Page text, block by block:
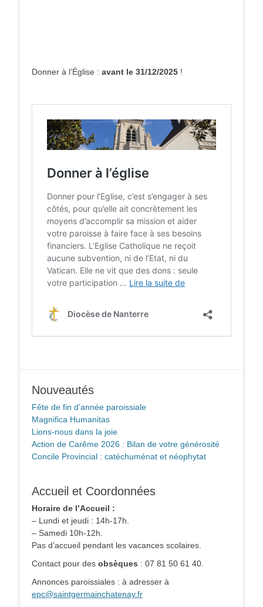
Donner à l’Église : avant le 31/12/2025 !
Nouveautés
Fête de fin d’année paroissiale
Magnifica Humanitas
Lions-nous dans la joie
Action de Carême 2026 : Bilan de votre générosité
Concile Provincial : catéchuménat et néophytat
Accueil et Coordonnées
Horaire de l’Accueil :
– Lundi et jeudi : 14h-17h.
– Samedi 10h-12h.
Pas d’accueil pendant les vacances scolaires.
Contact pour des obsèques : 07 81 50 61 40.
Annonces paroissiales : à adresser à
epc@saintgermainchatenay.fr